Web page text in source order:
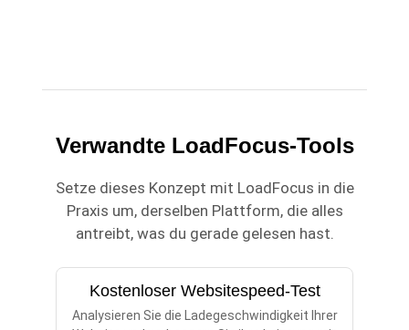
Verwandte LoadFocus-Tools
Setze dieses Konzept mit LoadFocus in die
Praxis um, derselben Plattform, die alles
antreibt, was du gerade gelesen hast.
Kostenloser Websitespeed-Test
Analysieren Sie die Ladegeschwindigkeit Ihrer